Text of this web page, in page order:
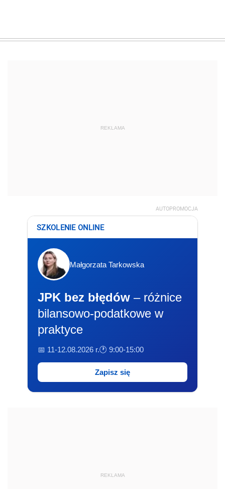
REKLAMA
AUTOPROMOCJA
SZKOLENIE ONLINE
Małgorzata Tarkowska
JPK bez błędów – różnice
bilansowo-podatkowe w
praktyce
📅 11-12.08.2026 r.🕐 9:00-15:00
Zapisz się
REKLAMA